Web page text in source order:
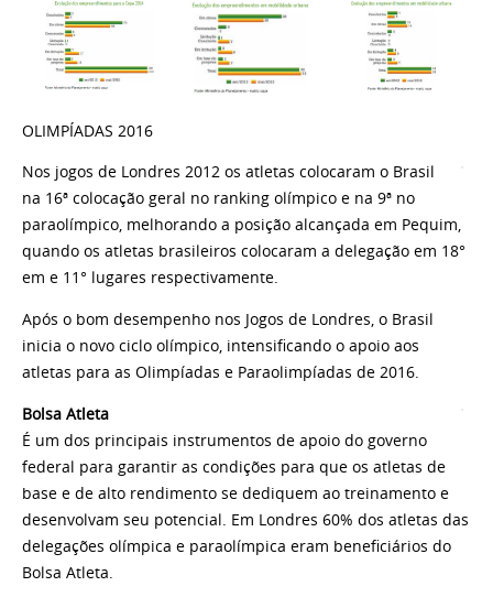
OLIMPÍADAS 2016
Nos jogos de Londres 2012 os atletas colocaram o Brasil
na 16ª colocação geral no ranking olímpico e na 9ª no
paraolímpico, melhorando a posição alcançada em Pequim,
quando os atletas brasileiros colocaram a delegação em 18°
em e 11° lugares respectivamente.
Após o bom desempenho nos Jogos de Londres, o Brasil
inicia o novo ciclo olímpico, intensificando o apoio aos
atletas para as Olimpíadas e Paraolimpíadas de 2016.
Bolsa Atleta
É um dos principais instrumentos de apoio do governo
federal para garantir as condições para que os atletas de
base e de alto rendimento se dediquem ao treinamento e
desenvolvam seu potencial. Em Londres 60% dos atletas das
delegações olímpica e paraolímpica eram beneficiários do
Bolsa Atleta.